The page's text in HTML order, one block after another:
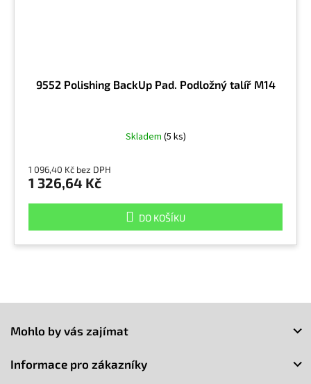
9552 Polishing BackUp Pad. Podložný talíř M14
Skladem (5 ks)
1 096,40 Kč bez DPH
1 326,64 Kč
DO KOŠÍKU
Mohlo by vás zajímat
Informace pro zákazníky